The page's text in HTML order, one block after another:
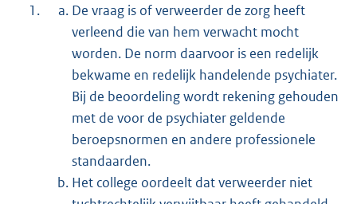
De vraag is of verweerder de zorg heeft
verleend die van hem verwacht mocht
worden. De norm daarvoor is een redelijk
bekwame en redelijk handelende psychiater.
Bij de beoordeling wordt rekening gehouden
met de voor de psychiater geldende
beroepsnormen en andere professionele
standaarden.
Het college oordeelt dat verweerder niet